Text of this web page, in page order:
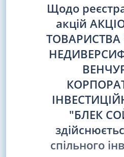
Щодо
акцій
"БЛЕК
спільного